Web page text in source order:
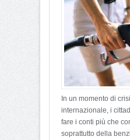
In un momento di
internazionale, i
fare i conti più che
soprattutto della